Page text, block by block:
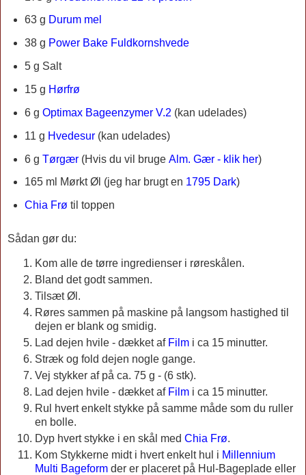
63 g Durum mel
38 g Power Bake Fuldkornshvede
5 g Salt
15 g Hørfrø
6 g Optimax Bageenzymer V.2 (kan udelades)
11 g Hvedesur(kan udelades)
6 g Tørgær(Hvis du vil bruge Alm. Gær - klik her)
165 ml Mørkt Øl (jeg har brugt en 1795 Dark)
Chia Frø til toppen
Sådan gør du:
Kom alle de tørre ingredienser i røreskålen.
Bland det godt sammen.
Tilsæt Øl.
Røres sammen på maskine på langsom hastighed til
dejen er blank og smidig.
Lad dejen hvile - dækket af Film i ca 15 minutter.
Stræk og fold dejen nogle gange.
Vej stykker af på ca. 75 g - (6 stk).
Lad dejen hvile - dækket af Film i ca 15 minutter.
Rul hvert enkelt stykke på samme måde som du ruller
en bolle.
Dyp hvert stykke i en skål med Chia Frø.
Kom Stykkerne midt i hvert enkelt hul i Millennium
Multi Bageform der er placeret på Hul-Bageplade eller